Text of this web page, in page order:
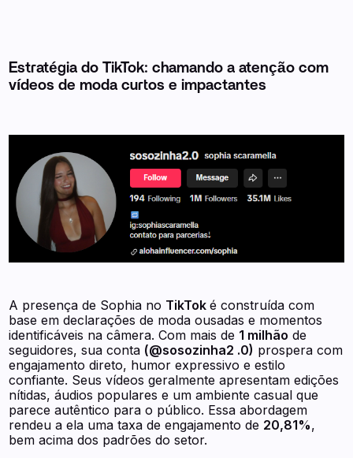
Estratégia do TikTok: chamando a atenção com
vídeos de moda curtos e impactantes
A presença de Sophia no TikToké construída com
base em declarações de moda ousadas e momentos
identificáveis na câmera. Com mais de 1 milhão de
seguidores, sua conta (@sosozinha2 .0) prospera com
engajamento direto, humor expressivo e estilo
confiante. Seus vídeos geralmente apresentam edições
nítidas, áudios populares e um ambiente casual que
parece autêntico para o público. Essa abordagem
rendeu a ela uma taxa de engajamento de 20,81%,
bem acima dos padrões do setor.